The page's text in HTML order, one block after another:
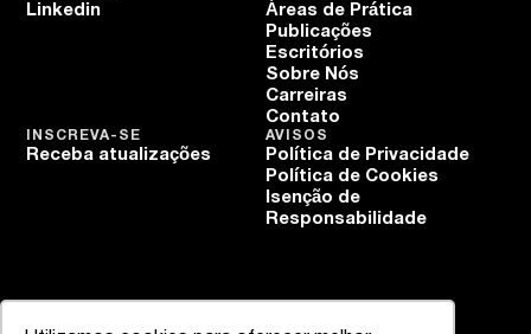
Áreas de Prática
Publicações
Escritórios
Sobre Nós
Carreiras
Contato
Linkedin
AVISOS
Política de Privacidade
Política de Cookies
Isenção de
Responsabilidade
INSCREVA-SE
Receba atualizações